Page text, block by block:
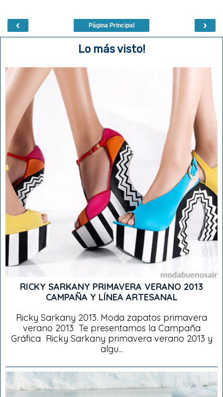
‹ ›
Página Principal
Lo más visto!
RICKY SARKANY PRIMAVERA VERANO 2013
CAMPAÑA Y LÍNEA ARTESANAL
Ricky Sarkany 2013. Moda zapatos primavera
verano 2013 Te presentamos la Campaña
Gráfica Ricky Sarkany primavera verano 2013 y
algu...